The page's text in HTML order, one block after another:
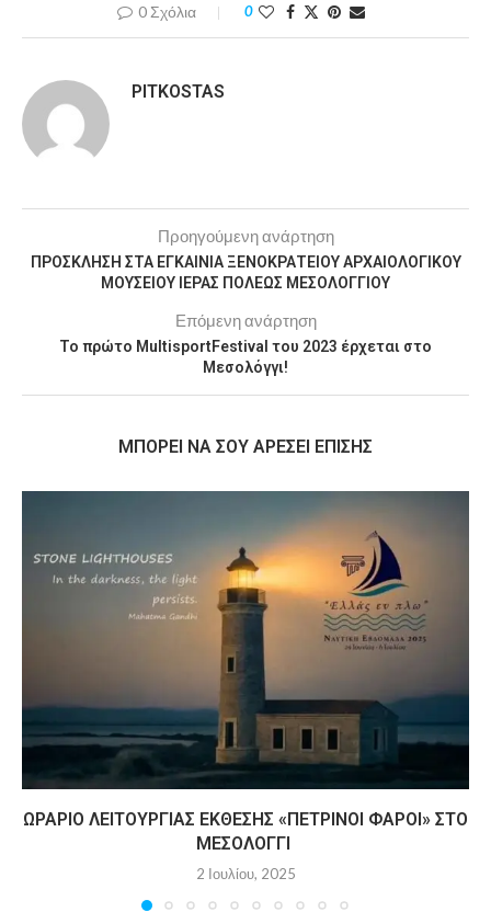
0 Σχόλια 0
PITKOSTAS
Προηγούμενη ανάρτηση
ΠΡΟΣΚΛΗΣΗ ΣΤΑ ΕΓΚΑΙΝΙΑ ΞΕΝΟΚΡΑΤΕΙΟΥ ΑΡΧΑΙΟΛΟΓΙΚΟΥ
ΜΟΥΣΕΙΟΥ ΙΕΡΑΣ ΠΟΛΕΩΣ ΜΕΣΟΛΟΓΓΙΟΥ
Επόμενη ανάρτηση
Το πρώτο MultisportFestival του 2023 έρχεται στο
Μεσολόγγι!
MΠΟΡΕΊ ΝΑ ΣΟΥ ΑΡΈΣΕΙ ΕΠΊΣΗΣ
ΩΡΆΡΙΟ ΛΕΙΤΟΥΡΓΊΑΣ ΈΚΘΕΣΗΣ «ΠΈΤΡΙΝΟΙ ΦΆΡΟΙ» ΣΤΟ
ΜΕΣΟΛΌΓΓΙ
2 Ιουλίου, 2025